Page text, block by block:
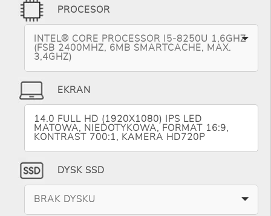
PROCESOR
INTEL® CORE PROCESSOR I5-8250U 1,6GHZ
(FSB 2400MHZ, 6MB SMARTCACHE, MAX.
3,4GHZ)
EKRAN
14.0 FULL HD (1920X1080) IPS LED
MATOWA, NIEDOTYKOWA, FORMAT 16:9,
KONTRAST 700:1, KAMERA HD720P
DYSK SSD
BRAK DYSKU